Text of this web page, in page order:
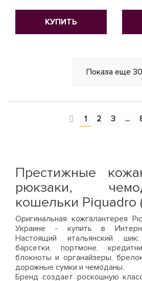
КУПИТЬ
Показа еще 30
1 2 3 ...
Престижные
рюкзаки,
кошельки Piquadro
Оригинальная кожгалантерея
Украине - купить в
Настоящий итальянский
барсетки, портмоне,
блокноты и органайзеры,
дорожные сумки и чемоданы.
Бренд создает роскошную